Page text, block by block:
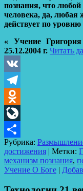
познания, что
человека, да, любая
действует по
« Учение
25.12.2004 г. Читать
VK
Telegram
Odnoklassniki
LiveJournal
Отправить
Рубрика:
достижения | Метки:
механизм познания,
Учение О Боге |